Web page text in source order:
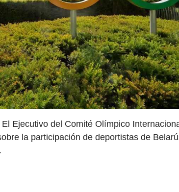
Ejecutivo del Comité Olímpico
la participación de deportistas de